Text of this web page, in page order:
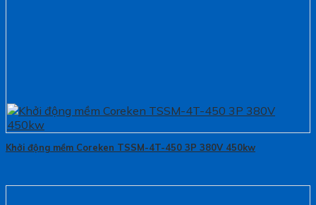
Khởi động mềm Coreken TSSM-4T-450 3P 380V 450kw